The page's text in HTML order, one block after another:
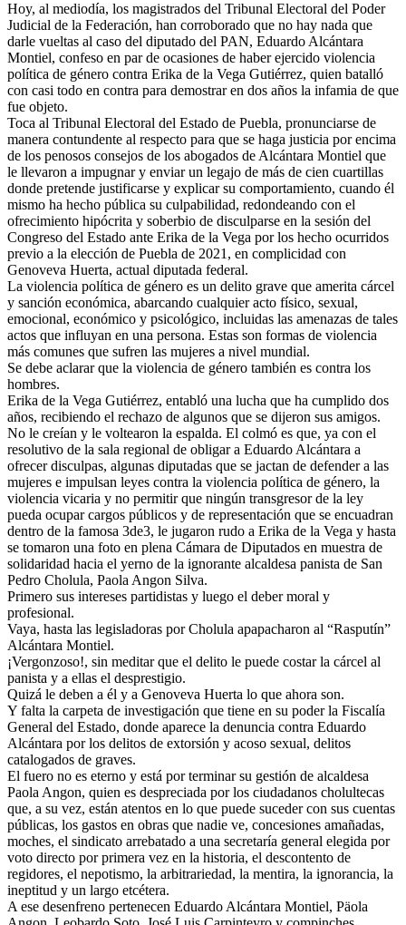
Hoy, al mediodía, los magistrados del Tribunal Electoral del Poder
Judicial de la Federación, han corroborado que no hay nada que
darle vueltas al caso del diputado del PAN, Eduardo Alcántara
Montiel, confeso en par de ocasiones de haber ejercido violencia
política de género contra Erika de la Vega Gutiérrez, quien batalló
con casi todo en contra para demostrar en dos años la infamia de que
fue objeto.
Toca al Tribunal Electoral del Estado de Puebla, pronunciarse de
manera contundente al respecto para que se haga justicia por encima
de los penosos consejos de los abogados de Alcántara Montiel que
le llevaron a impugnar y enviar un legajo de más de cien cuartillas
donde pretende justificarse y explicar su comportamiento, cuando él
mismo ha hecho pública su culpabilidad, redondeando con el
ofrecimiento hipócrita y soberbio de disculparse en la sesión del
Congreso del Estado ante Erika de la Vega por los hecho ocurridos
previo a la elección de Puebla de 2021, en complicidad con
Genoveva Huerta, actual diputada federal.
La violencia política de género es un delito grave que amerita cárcel
y sanción económica, abarcando cualquier acto físico, sexual,
emocional, económico y psicológico, incluidas las amenazas de tales
actos que influyan en una persona. Estas son formas de violencia
más comunes que sufren las mujeres a nivel mundial.
Se debe aclarar que la violencia de género también es contra los
hombres.
Erika de la Vega Gutiérrez, entabló una lucha que ha cumplido dos
años, recibiendo el rechazo de algunos que se dijeron sus amigos.
No le creían y le voltearon la espalda. El colmó es que, ya con el
resolutivo de la sala regional de obligar a Eduardo Alcántara a
ofrecer disculpas, algunas diputadas que se jactan de defender a las
mujeres e impulsan leyes contra la violencia política de género, la
violencia vicaria y no permitir que ningún transgresor de la ley
pueda ocupar cargos públicos y de representación que se encuadran
dentro de la famosa 3de3, le jugaron rudo a Erika de la Vega y hasta
se tomaron una foto en plena Cámara de Diputados en muestra de
solidaridad hacia el yerno de la ignorante alcaldesa panista de San
Pedro Cholula, Paola Angon Silva.
Primero sus intereses partidistas y luego el deber moral y
profesional.
Vaya, hasta las legisladoras por Cholula apapacharon al “Rasputín”
Alcántara Montiel.
¡Vergonzoso!, sin meditar que el delito le puede costar la cárcel al
panista y a ellas el desprestigio.
Quizá le deben a él y a Genoveva Huerta lo que ahora son.
Y falta la carpeta de investigación que tiene en su poder la Fiscalía
General del Estado, donde aparece la denuncia contra Eduardo
Alcántara por los delitos de extorsión y acoso sexual, delitos
catalogados de graves.
El fuero no es eterno y está por terminar su gestión de alcaldesa
Paola Angon, quien es despreciada por los ciudadanos cholultecas
que, a su vez, están atentos en lo que puede suceder con sus cuentas
públicas, los gastos en obras que nadie ve, concesiones amañadas,
moches, el sindicato arrebatado a una secretaría general elegida por
voto directo por primera vez en la historia, el descontento de
regidores, el nepotismo, la arbitrariedad, la mentira, la ignorancia, la
ineptitud y un largo etcétera.
A ese desenfreno pertenecen Eduardo Alcántara Montiel, Päola